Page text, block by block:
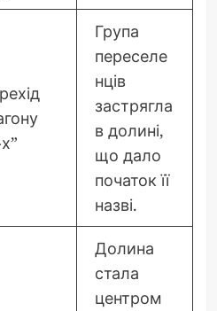
Група
переселе
нців
застрягла
в долині,
що дало
початок її
назві.
Долина
стала
центром